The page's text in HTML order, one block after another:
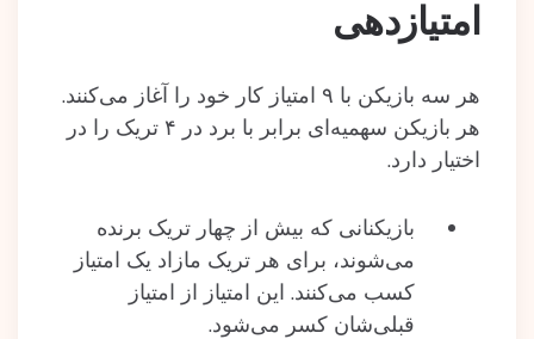
امتیازدهی
هر سه بازیکن با ۹ امتیاز کار خود را آغاز می‌کنند.
هر بازیکن سهمیه‌ای برابر با برد در ۴ تریک را در
اختیار دارد.
بازیکنانی که بیش از چهار تریک برنده
می‌شوند، برای هر تریک مازاد یک امتیاز
کسب می‌کنند. این امتیاز از امتیاز
قبلی‌شان کسر می‌شود.